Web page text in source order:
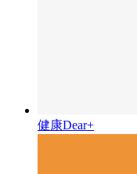
健康Dear+